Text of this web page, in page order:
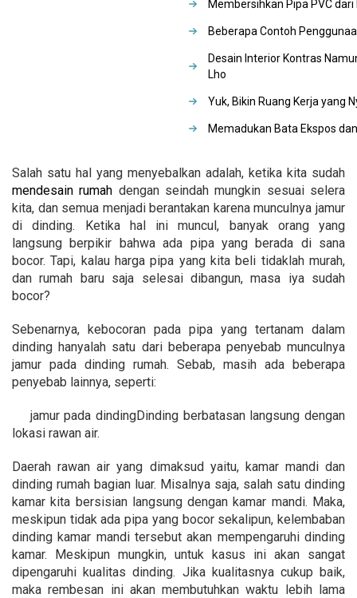
Membersihkan Pipa PVC
Beberapa Contoh
Desain Interior Kontras
Lho
Yuk, Bikin Ruang Kerja yang
Memadukan Bata Ekspos
Salah satu hal yang menyebalkan adalah, ketika kita sudah
mendesain rumah dengan seindah mungkin sesuai selera
kita, dan semua menjadi berantakan karena munculnya jamur
di dinding. Ketika hal ini muncul, banyak orang yang
langsung berpikir bahwa ada pipa yang berada di sana
bocor. Tapi, kalau harga pipa yang kita beli tidaklah murah,
dan rumah baru saja selesai dibangun, masa iya sudah
bocor?
Sebenarnya, kebocoran pada pipa yang tertanam dalam
dinding hanyalah satu dari beberapa penyebab munculnya
jamur pada dinding rumah. Sebab, masih ada beberapa
penyebab lainnya, seperti:
jamur pada dindingDinding berbatasan langsung dengan
lokasi rawan air.
Daerah rawan air yang dimaksud yaitu, kamar mandi dan
dinding rumah bagian luar. Misalnya saja, salah satu dinding
kamar kita bersisian langsung dengan kamar mandi. Maka,
meskipun tidak ada pipa yang bocor sekalipun, kelembaban
dinding kamar mandi tersebut akan mempengaruhi dinding
kamar. Meskipun mungkin, untuk kasus ini akan sangat
dipengaruhi kualitas dinding. Jika kualitasnya cukup baik,
maka rembesan ini akan membutuhkan waktu lebih lama